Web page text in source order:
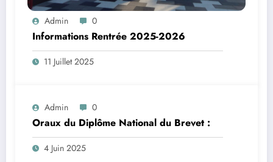
Admin 0
Informations Rentrée 2025-2026
11 Juillet 2025
Admin 0
Oraux du Diplôme National du Brevet :
4 Juin 2025